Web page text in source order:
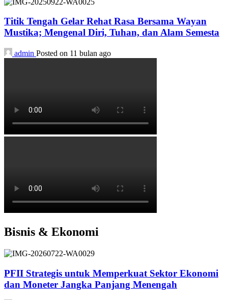
Titik Tengah Gelar Rehat Rasa Bersama Wayan
Mustika; Mengenal Diri, Tuhan, dan Alam Semesta
admin Posted on 11 bulan ago
Bisnis & Ekonomi
PFII Strategis untuk Memperkuat Sektor Ekonomi
dan Moneter Jangka Panjang Menengah